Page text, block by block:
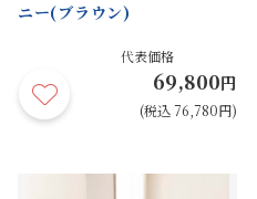
ニー(ブラウン)
代表価格
69,800円
(税込 76,780円)